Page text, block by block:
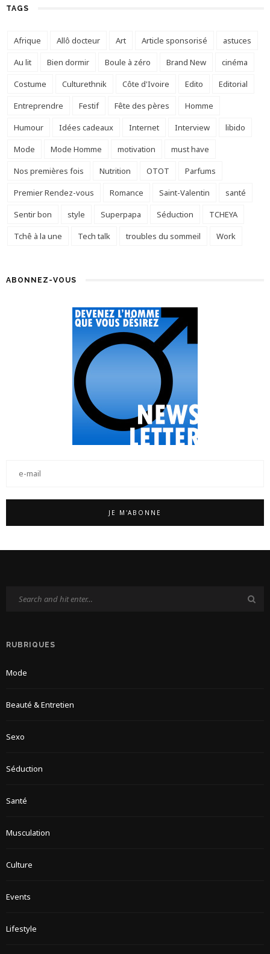
TAGS
Afrique Allô docteur Art Article sponsorisé
astuces
Au lit
Bien dormir Boule à zéro Brand New
cinéma
Costume
Culturethnik Côte d'Ivoire Edito
Editorial
Entreprendre
Festif Fête des pères
Homme
Humour
Idées cadeaux Internet Interview
libido
Mode
Mode Homme motivation
must have
Nos premières fois
Nutrition OTOT
Parfums
Premier Rendez-vous
Romance Saint-Valentin
santé
Sentir bon
style Superpapa Séduction
TCHEYA
Tchê à la une
Tech talk troubles du sommeil Work
ABONNEZ-VOUS
RUBRIQUES
Mode
Beauté & Entretien
Sexo
Séduction
Santé
Musculation
Culture
Events
Lifestyle